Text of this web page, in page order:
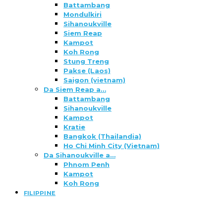
Battambang
Mondulkiri
Sihanoukville
Siem Reap
Kampot
Koh Rong
Stung Treng
Pakse (Laos)
Saigon (vietnam)
Da Siem Reap a…
Battambang
Sihanoukville
Kampot
Kratie
Bangkok (Thailandia)
Ho Chi Minh City (Vietnam)
Da Sihanoukville a…
Phnom Penh
Kampot
Koh Rong
FILIPPINE